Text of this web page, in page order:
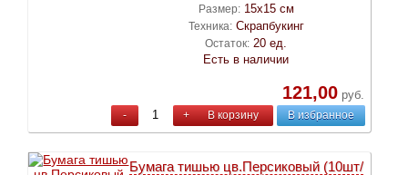
Размер: 15х15 см
Техника: Скрапбукинг
Остаток: 20 ед.
Есть в наличии
121,00руб.
- + В корзину В избранное
Бумага тишью цв.Персиковый (10шт/